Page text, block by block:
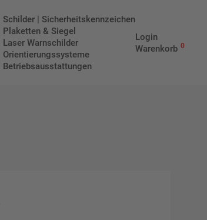
Schilder | Sicherheitskennzeichen
Plaketten & Siegel
Laser Warnschilder
Orientierungssysteme
Betriebs­aus­stattungen
Login
Warenkorb 0